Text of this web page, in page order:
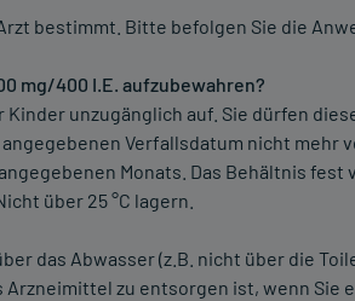
bestimmt. Bitte befolgen Sie die
mg/400 I.E. aufzubewahren?
unzugänglich auf. Sie dürfen
Verfallsdatum nicht mehr
Monats. Das Behältnis fest
über 25 °C lagern.
das Abwasser (z.B. nicht über die
Arzneimittel zu entsorgen ist, wenn Sie